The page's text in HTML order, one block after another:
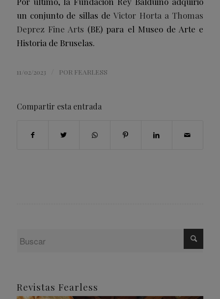
un conjunto de sillas deVictor Horta a Thomas
Deprez Fine Arts (BE) para el Museo de Arte e
Historia de Bruselas.
11/02/2023 POR FEARLESS
Compartir esta entrada
Revistas Fearless